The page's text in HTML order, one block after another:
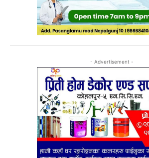
- Advertisement -